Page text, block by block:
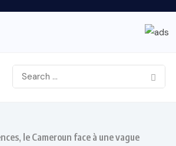
le Cameroun face à une vague